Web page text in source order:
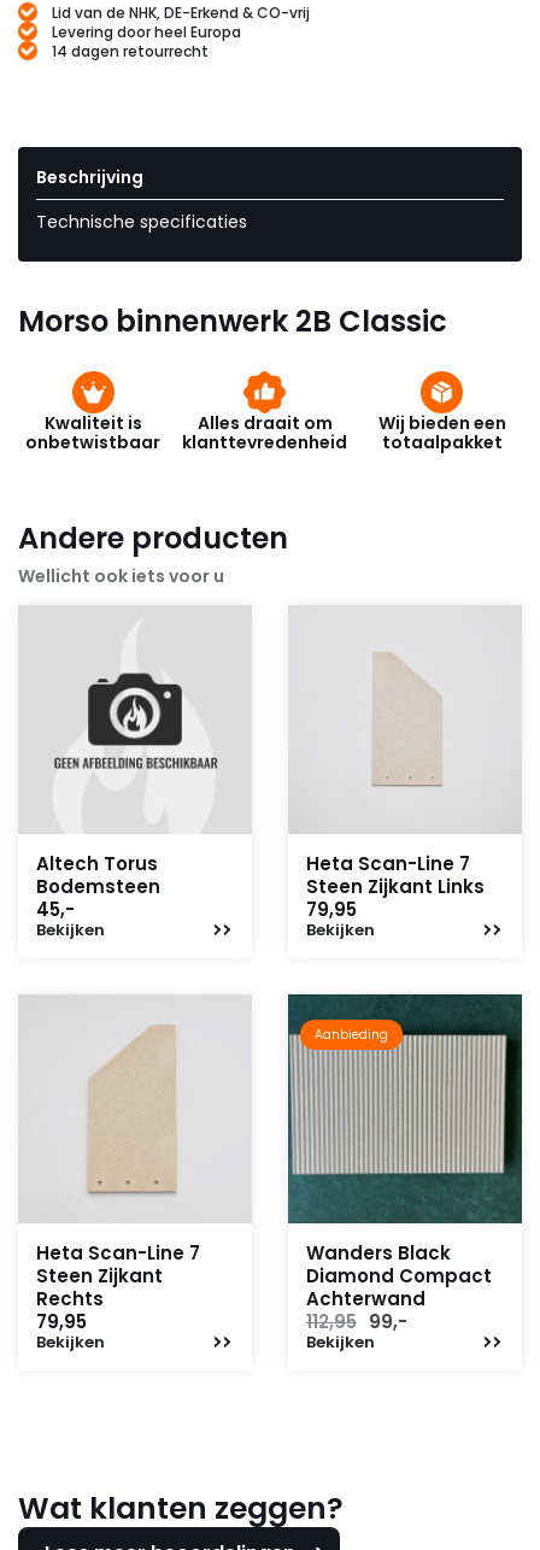
Lid van de NHK, DE-Erkend & CO-vrij
Levering door heel Europa
14 dagen retourrecht
Beschrijving
Technische specificaties
Morso binnenwerk 2B Classic
Kwaliteit is
onbetwistbaar
Alles draait om
klanttevredenheid
Wij bieden een
totaalpakket
Andere producten
Wellicht ook iets voor u
Altech Torus
Bodemsteen
45,-
Bekijken
Heta Scan-Line 7
Steen Zijkant Links
79,95
Bekijken
Heta Scan-Line 7
Steen Zijkant
Rechts
79,95
Bekijken
Aanbieding
Wanders Black
Diamond Compact
Achterwand
112,95 Oorspronkelijke
prijs
99,-
Bekijken
Wat klanten zeggen?